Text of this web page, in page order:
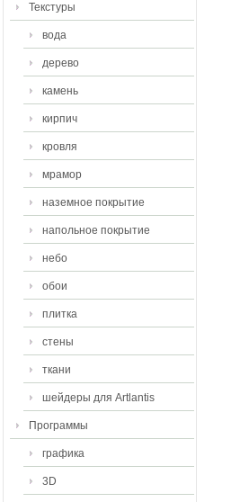
Текстуры
вода
дерево
камень
кирпич
кровля
мрамор
наземное покрытие
напольное покрытие
небо
обои
плитка
стены
ткани
шейдеры для Artlantis
Программы
графика
3D